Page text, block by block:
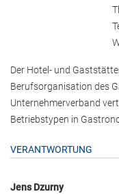
Der Hotel- und
Berufsorganisation des
Unternehmerverband
Betriebstypen in
VERANTWORTUNG
Jens Dzurny